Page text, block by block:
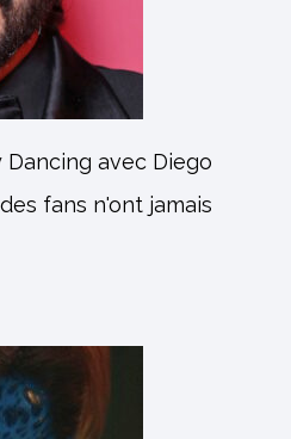
avec Diego
fans n'ont jamais